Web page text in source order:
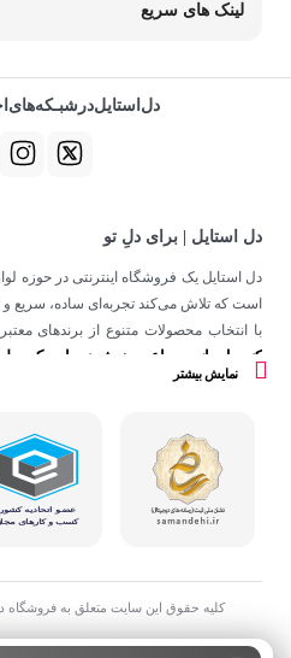
لینک های سریع
دل استایل | برای دلِ تو
دل استایل یک فروشگاه اینترنتی در حوزه
است که تلاش می‌کند تجربه‌ای ساده، سریع و
با انتخاب محصولات متنوع از برندهای
کنسول بازی ساعت هوشمند اسپیکر و
در دل استایل، تمرکز ما فقط روی فروش
نمایش بیشتر
کلیه حقوق این سایت متعلق به فروشگاه دل